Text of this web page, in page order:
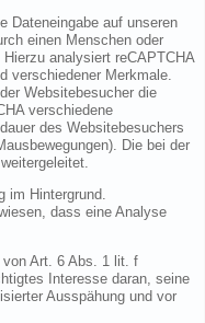
Dateneingabe auf unseren
einen Menschen oder
analysiert reCAPTCHA
verschiedener Merkmale.
Websitebesucher die
verschiedene
des Websitebesuchers
Die bei der
im Hintergrund.
dass eine Analyse
von Art. 6 Abs. 1 lit. f
Interesse daran, seine
Ausspähung und vor